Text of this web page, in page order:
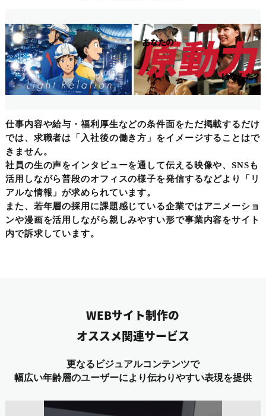
仕事内容や給与・福利厚生などの条件面をただ掲載するだけ
では、求職者は「入社後の働き方」をイメージすることはで
きません。
社員の生の声をインタビューを通して伝える映像や、SNSも
活用しながら普段のオフィスの様子を発信するなどより「リ
アルな情報」が求められています。
また、若年層の採用に課題感じている企業ではアニメーショ
ンや漫画を活用しながら親しみやすい形で事業内容をサイト
内で訴求しています。
WEBサイト制作の
オススメ関連サービス
更なるビジュアルコンテンツで
幅広い年齢層のユーザーにより伝わりやすい表現を提供